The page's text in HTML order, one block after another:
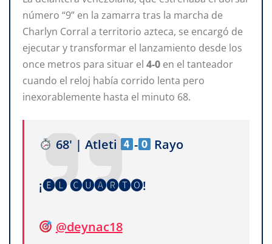
número “9” en la zamarra tras la marcha de
Charlyn Corral a territorio azteca, se encargó de
ejecutar y transformar el lanzamiento desde los
once metros para situar el 4-0 en el tanteador
cuando el reloj había corrido lenta pero
inexorablemente hasta el minuto 68.
68' | Atleti - Rayo
¡🅔🅛 🅒🅤🅐🅡🅣🅞!
@deynac18